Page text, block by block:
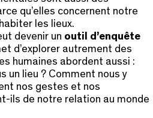
qu’elles concernent notre
les lieux.
devenir un outil d’enquête
d’explorer autrement des
humaines abordent aussi :
un lieu ? Comment nous y
nos gestes et nos
ils de notre relation au monde